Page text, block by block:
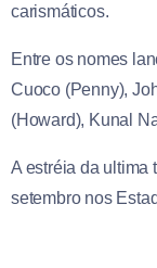
carismáticos.
Entre os nomes
Cuoco (Penny),
(Howard), Kunal
A estréia da ultima
setembro nos